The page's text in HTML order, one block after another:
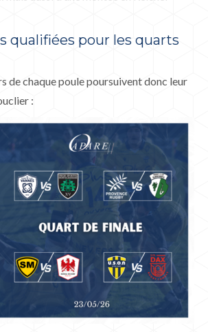
qualifiées pour les quarts
de chaque poule poursuivent donc leur
: